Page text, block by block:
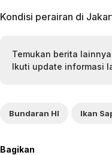
Kondisi perairan di
Temukan berita
Ikuti update informasi
Bundaran HI Ikan
Bagikan